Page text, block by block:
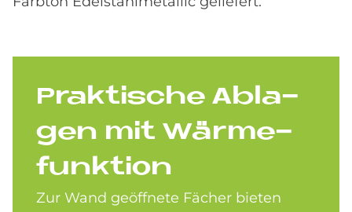
Prak­ti­sche Ab­la­
gen mit Wär­me­
funk­ti­on
Zur Wand geöffnete Fächer bieten